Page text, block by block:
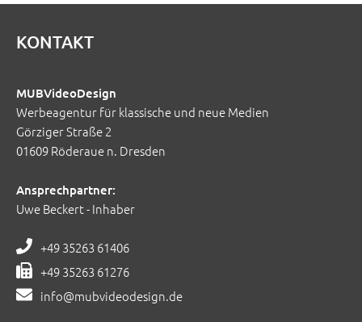
KONTAKT
MUBVideoDesign
Werbeagentur für klassische und neue Medien
Görziger Straße 2
01609 Röderaue n. Dresden
Ansprechpartner:
Uwe Beckert - Inhaber
+49 35263 61406
+49 35263 61276
info@mubvideodesign.de